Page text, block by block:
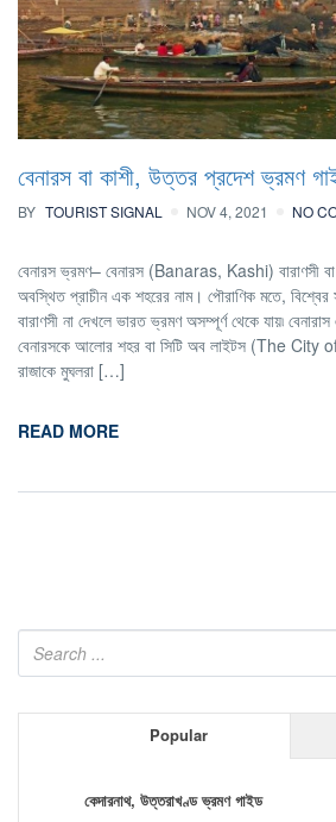
বেনারস বা কাশী, উত্তর প্রদেশ ভ্রমণ
BY TOURIST SIGNAL NOV 4, 2021 NO
বেনারস ভ্রমণ– বেনারস (Banaras, Kashi) বারাণসী
অবস্থিত প্রাচীন এক শহরের নাম। পৌরাণিক মতে, বিশ্বের
বারাণসী না দেখলে ভারত ভ্রমণ অসম্পূর্ণ থেকে যায়৷
বেনারসকে আলোর শহর বা সিটি অব লাইটস (The City
রাজাকে মুঘলরা […]
READ MORE
Popular
কেদারনাথ, উত্তরাখণ্ড ভ্রমণ গাইড